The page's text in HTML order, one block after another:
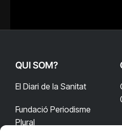
QUI SOM?
El Diari de la Sanitat
Fundació Periodisme
Plural